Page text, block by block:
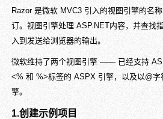
Razor 是微软 MVC3 引入的视图引擎的名
订。视图引擎处理 ASP.NET内容，并查找
入到发送给浏览器的输出。
微软维持了两个视图引擎 —— 已经支持
<% 和 %>标签的 ASPX 引擎，以及以@字
擎。
1.创建示例项目